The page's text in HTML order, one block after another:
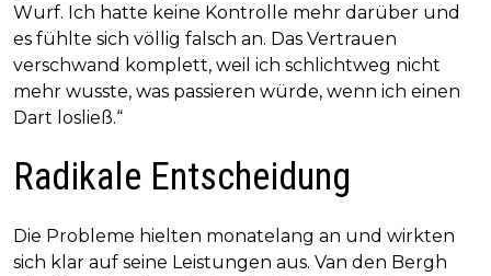
Wurf. Ich hatte keine Kontrolle mehr darüber und
es fühlte sich völlig falsch an. Das Vertrauen
verschwand komplett, weil ich schlichtweg nicht
mehr wusste, was passieren würde, wenn ich einen
Dart losließ.“
Radikale Entscheidung
Die Probleme hielten monatelang an und wirkten
sich klar auf seine Leistungen aus. Van den Bergh